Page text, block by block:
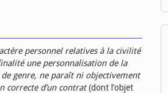
personnel relatives à la civilité
une personnalisation de la
genre, ne paraît ni objectivement
correcte d’un contrat(dont l’objet